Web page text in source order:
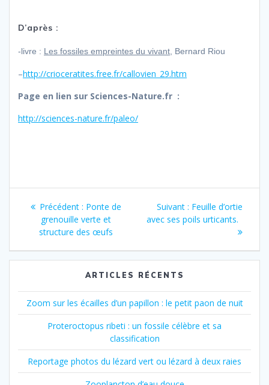
D’après :
-livre : Les fossiles empreintes du vivant , Bernard Riou
–http://crioceratites.free.fr/callovien_29.htm
Page en lien sur Sciences-Nature.fr :
http://sciences-nature.fr/paleo/
Navigation
l’article
Précédent : Article
précédent
:
Ponte de
grenouille verte et
structure des œufs
Suivant : Article
suivant
Feuille d’ortie
avec ses poils urticants.
ARTICLES RÉCENTS
Zoom sur les écailles d’un papillon : le petit paon de nuit
Proteroctopus ribeti : un fossile célèbre et sa
classification
Reportage photos du lézard vert ou lézard à deux raies